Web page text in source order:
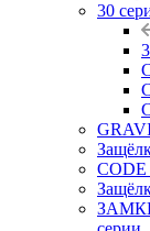
30
CODE